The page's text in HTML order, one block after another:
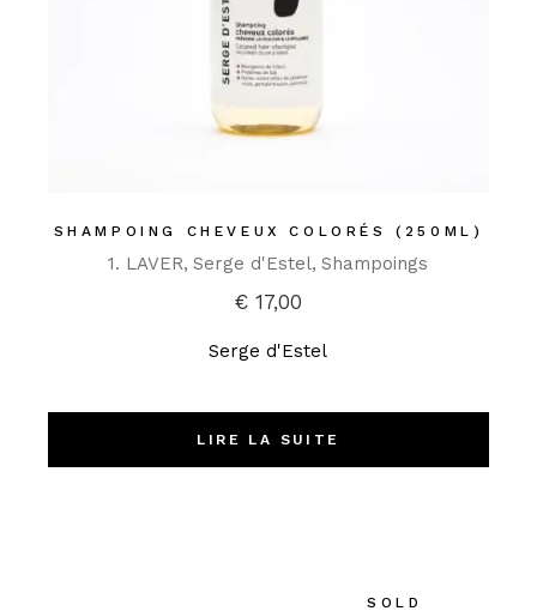
SHAMPOING CHEVEUX COLORÉS (250ML)
1. LAVER Serge d'Estel Shampoings
€ 17,00
Serge d'Estel
LIRE LA SUITE
SOLD